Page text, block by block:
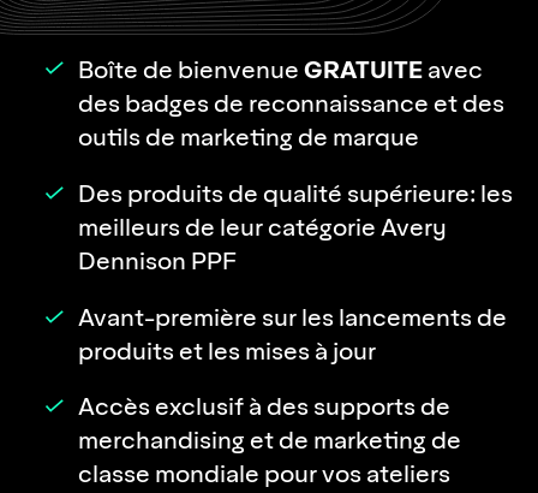
Boîte de bienvenue GRATUITE avec
des badges de reconnaissance et des
outils de marketing de marque
Des produits de qualité supérieure: les
meilleurs de leur catégorie Avery
Dennison PPF
Avant-première sur les lancements de
produits et les mises à jour
Accès exclusif à des supports de
merchandising et de marketing de
classe mondiale pour vos ateliers